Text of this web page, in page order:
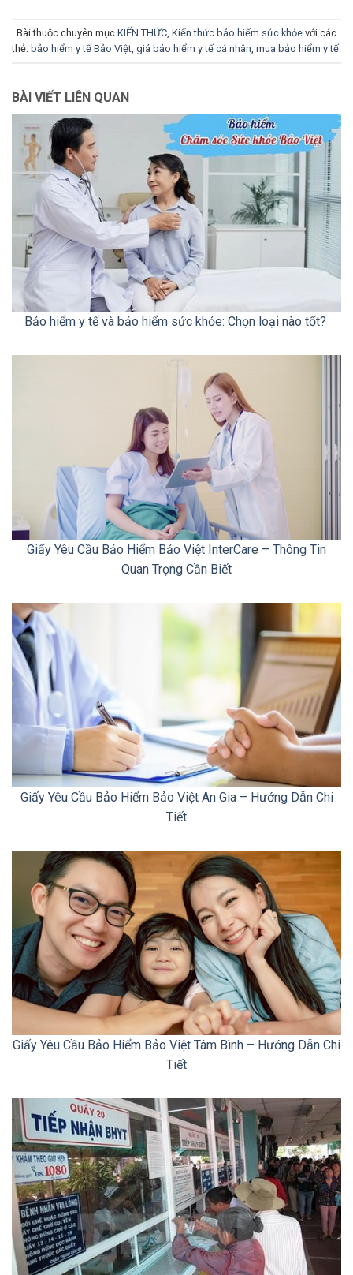
Bài thuộc chuyên mục KIẾN THỨC Kiến thức bảo hiểm sức khỏe với các
thẻ: bảo hiểm y tế Bảo Việt giá bảo hiểm y tế cá nhân mua bảo hiểm y tế
BÀI VIẾT LIÊN QUAN
Bảo hiểm y tế và bảo hiểm sức khỏe: Chọn loại nào tốt?
Giấy Yêu Cầu Bảo Hiểm Bảo Việt InterCare – Thông Tin
Quan Trọng Cần Biết
Giấy Yêu Cầu Bảo Hiểm Bảo Việt An Gia – Hướng Dẫn Chi
Tiết
Giấy Yêu Cầu Bảo Hiểm Bảo Việt Tâm Bình – Hướng Dẫn Chi
Tiết